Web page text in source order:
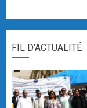
FIL D'ACTUALITÉ